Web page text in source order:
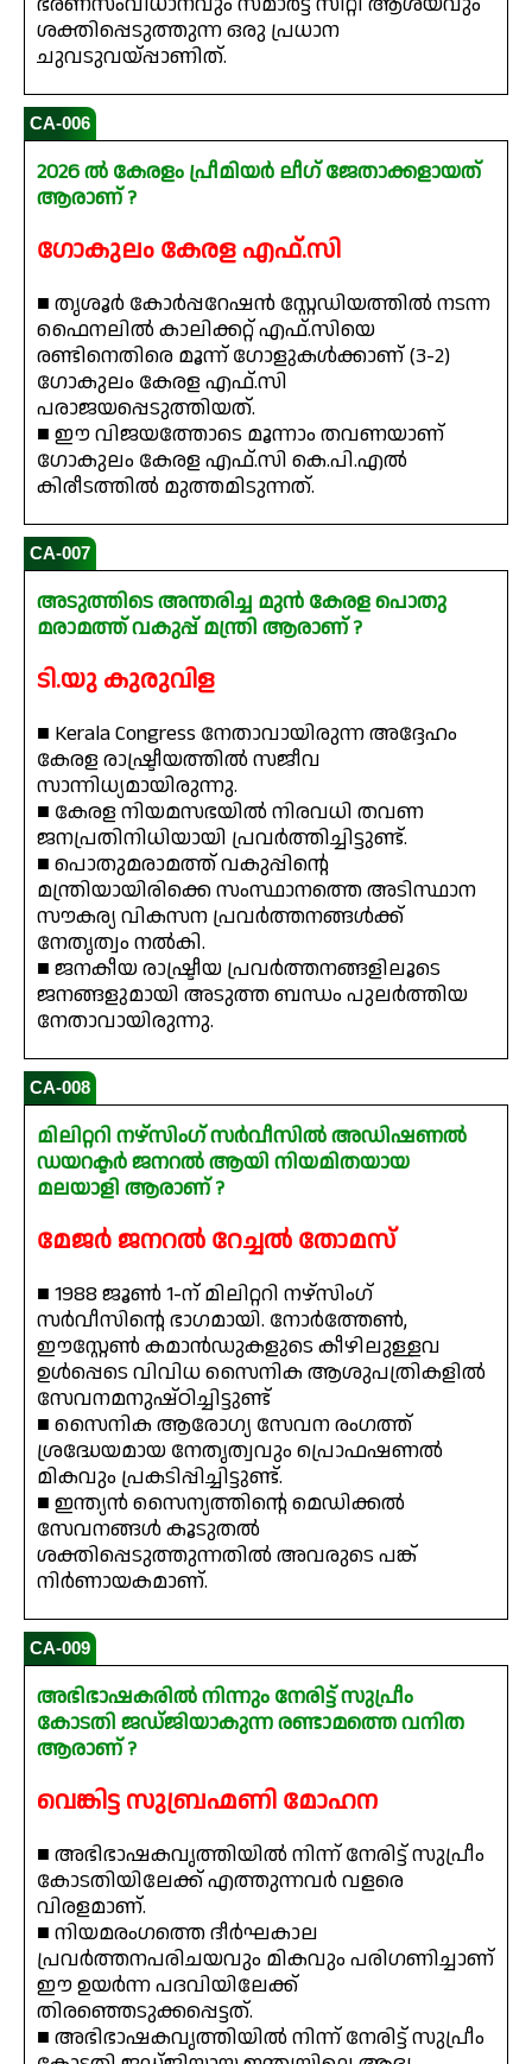
ശക്തിപ്പെടുത്തുന്ന ഒരു പ്രധാന
ചുവടുവയ്പ്പാണിത്.
CA-006
2026 ൽ കേരളം പ്രീമിയർ ലീഗ് ജേതാക്കളായത്
ആരാണ് ?
ഗോകുലം കേരള എഫ്.സി
■ തൃശൂർ കോർപ്പറേഷൻ സ്റ്റേഡിയത്തിൽ നടന്ന
ഫൈനലിൽ കാലിക്കറ്റ് എഫ്.സിയെ
രണ്ടിനെതിരെ മൂന്ന് ഗോളുകൾക്കാണ് (3-2)
ഗോകുലം കേരള എഫ്.സി
പരാജയപ്പെടുത്തിയത്.
■ ഈ വിജയത്തോടെ മൂന്നാം തവണയാണ്
ഗോകുലം കേരള എഫ്.സി കെ.പി.എൽ
കിരീടത്തിൽ മുത്തമിടുന്നത്.
CA-007
അടുത്തിടെ അന്തരിച്ച മുൻ കേരള പൊതു
മരാമത്ത് വകുപ്പ് മന്ത്രി ആരാണ് ?
ടി.യു കുരുവിള
■ Kerala Congress നേതാവായിരുന്ന അദ്ദേഹം
കേരള രാഷ്ട്രീയത്തിൽ സജീവ
സാന്നിധ്യമായിരുന്നു.
■ കേരള നിയമസഭയിൽ നിരവധി തവണ
ജനപ്രതിനിധിയായി പ്രവർത്തിച്ചിട്ടുണ്ട്.
■ പൊതുമരാമത്ത് വകുപ്പിന്റെ
മന്ത്രിയായിരിക്കെ സംസ്ഥാനത്തെ അടിസ്ഥാന
സൗകര്യ വികസന പ്രവർത്തനങ്ങൾക്ക്
നേതൃത്വം നൽകി.
■ ജനകീയ രാഷ്ട്രീയ പ്രവർത്തനങ്ങളിലൂടെ
ജനങ്ങളുമായി അടുത്ത ബന്ധം പുലർത്തിയ
നേതാവായിരുന്നു.
CA-008
മിലിറ്ററി നഴ്സിംഗ് സർവീസിൽ അഡിഷണൽ
ഡയറക്ടർ ജനറൽ ആയി നിയമിതയായ
മലയാളി ആരാണ് ?
മേജർ ജനറൽ റേച്ചൽ തോമസ്
■ 1988 ജൂൺ 1-ന് മിലിറ്ററി നഴ്സിംഗ്
സർവീസിന്റെ ഭാഗമായി. നോർത്തേൺ,
ഈസ്റ്റേൺ കമാൻഡുകളുടെ കീഴിലുള്ളവ
ഉൾപ്പെടെ വിവിധ സൈനിക ആശുപത്രികളിൽ
സേവനമനുഷ്ഠിച്ചിട്ടുണ്ട്
■ സൈനിക ആരോഗ്യ സേവന രംഗത്ത്
ശ്രദ്ധേയമായ നേതൃത്വവും പ്രൊഫഷണൽ
മികവും പ്രകടിപ്പിച്ചിട്ടുണ്ട്.
■ ഇന്ത്യൻ സൈന്യത്തിന്റെ മെഡിക്കൽ
സേവനങ്ങൾ കൂടുതൽ
ശക്തിപ്പെടുത്തുന്നതിൽ അവരുടെ പങ്ക്
നിർണായകമാണ്.
CA-009
അഭിഭാഷകരിൽ നിന്നും നേരിട്ട് സുപ്രീം
കോടതി ജഡ്ജിയാകുന്ന രണ്ടാമത്തെ വനിത
ആരാണ് ?
വെങ്കിട്ട സുബ്രഹ്മണി മോഹന
■ അഭിഭാഷകവൃത്തിയിൽ നിന്ന് നേരിട്ട് സുപ്രീം
കോടതിയിലേക്ക് എത്തുന്നവർ വളരെ
വിരളമാണ്.
■ നിയമരംഗത്തെ ദീർഘകാല
പ്രവർത്തനപരിചയവും മികവും പരിഗണിച്ചാണ്
ഈ ഉയർന്ന പദവിയിലേക്ക്
തിരഞ്ഞെടുക്കപ്പെട്ടത്.
■ അഭിഭാഷകവൃത്തിയിൽ നിന്ന് നേരിട്ട് സുപ്രീം